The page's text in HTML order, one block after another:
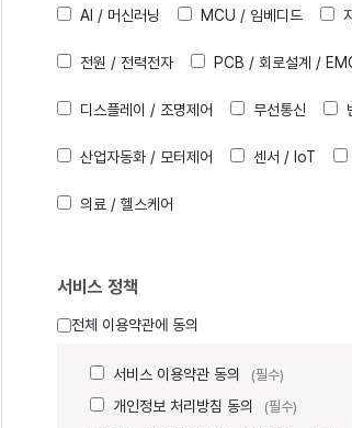
AI / 머신러닝 MCU / 임베디드
전원 / 전력전자 PCB / 회로설계 /
디스플레이 / 조명제어 무선통신
산업자동화 / 모터제어 센서 / IoT
의료 / 헬스케어
서비스 정책
전체 이용약관에 동의
서비스 이용약관 동의 (필수)
개인정보 처리방침 동의 (필수)